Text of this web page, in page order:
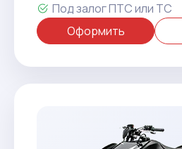
Под залог ПТС или ТС
Оформить